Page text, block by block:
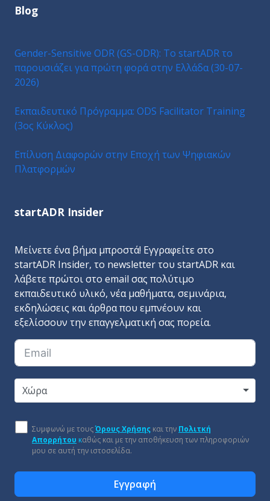
Blog
Gender-Sensitive ODR (GS-ODR): Το startADR το
παρουσιάζει για πρώτη φορά στην Ελλάδα (30-07-
2026)
Εκπαιδευτικό Πρόγραμμα: ODS Facilitator Training
(3ος Κύκλος)
Επίλυση Διαφορών στην Εποχή των Ψηφιακών
Πλατφορμών
startADR Insider
Μείνετε ένα βήμα μπροστά! Εγγραφείτε στο
startADR Insider, το newsletter του startADR και
λάβετε πρώτοι στο email σας πολύτιμο
εκπαιδευτικό υλικό, νέα μαθήματα, σεμινάρια,
εκδηλώσεις και άρθρα που εμπνέουν και
εξελίσσουν την επαγγελματική σας πορεία.
Χώρα
Συμφωνώ με τουςΌρους Χρήσης και την Πολιτκή
Απορρήτου καθώς και με την αποθήκευση των πληροφοριών
μου σε αυτή την ιστοσελίδα.
Εγγραφή